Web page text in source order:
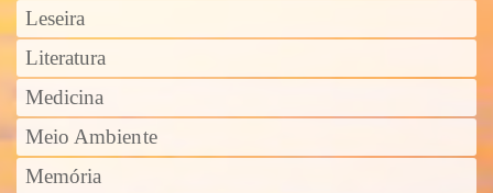
Leseira
Literatura
Medicina
Meio Ambiente
Memória